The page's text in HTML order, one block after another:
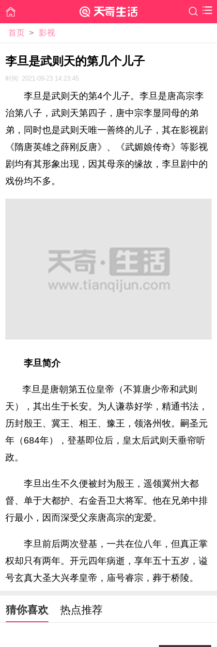
首页 > 影视
李旦是武则天的第几个儿子
时间: 2021-09-23 14:23:45
李旦是武则天的第4个儿子。李旦是唐高宗李
治第八子，武则天第四子，唐中宗李显同母的弟
弟，同时也是武则天唯一善终的儿子，其在影视剧
《隋唐英雄之薛刚反唐》、《武媚娘传奇》等影视
剧均有其形象出现，因其母亲的缘故，李旦剧中的
戏份均不多。
李旦简介
李旦是唐朝第五位皇帝（不算唐少帝和武则
天），其出生于长安。为人谦恭好学，精通书法，
历封殷王、冀王、相王、豫王，领洛州牧。嗣圣元
年（684年），登基即位后，皇太后武则天垂帘听
政。
李旦出生不久便被封为殷王，遥领冀州大都
督、单于大都护、右金吾卫大将军。他在兄弟中排
行最小，因而深受父亲唐高宗的宠爱。
李旦前后两次登基，一共在位八年，但真正掌
权却只有两年。开元四年病逝，享年五十五岁，谥
号玄真大圣大兴孝皇帝，庙号睿宗，葬于桥陵。
猜你喜欢 热点推荐